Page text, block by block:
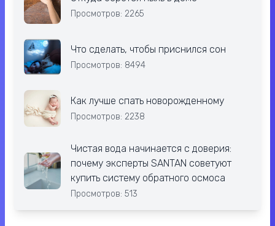
Просмотров: 2265
Что сделать, чтобы приснился сон
Просмотров: 8494
Как лучше спать новорожденному
Просмотров: 2238
Чистая вода начинается с доверия:
почему эксперты SANTAN советуют
купить систему обратного осмоса
Просмотров: 513